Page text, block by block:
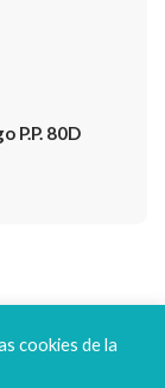
P.P. 80D
cookies de la